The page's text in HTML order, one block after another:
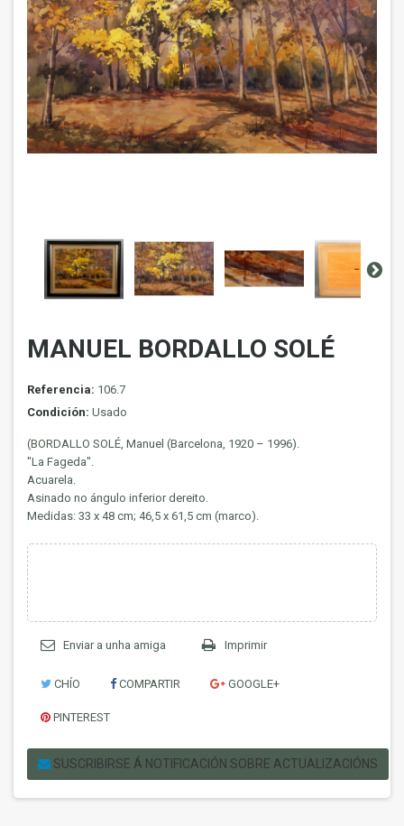
MANUEL BORDALLO SOLÉ
Referencia: 106.7
Condición: Usado
(BORDALLO SOLÉ, Manuel (Barcelona, 1920 – 1996).
"La Fageda".
Acuarela.
Asinado no ángulo inferior dereito.
Medidas: 33 x 48 cm; 46,5 x 61,5 cm (marco).
Enviar a unha amiga Imprimir
CHÍO COMPARTIR GOOGLE+
PINTEREST
SUSCRIBIRSE Á NOTIFICACIÓN SOBRE ACTUALIZACIÓNS